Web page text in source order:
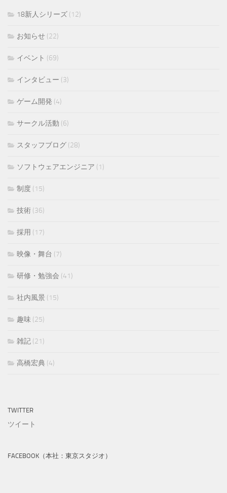
18新人シリーズ (12)
お知らせ (22)
イベント (69)
インタビュー (3)
ゲーム開発 (4)
サークル活動 (6)
スタッフブログ (28)
ソフトウェアエンジニア (1)
制度 (15)
技術 (36)
採用 (17)
映像・舞台 (7)
研修・勉強会 (41)
社内風景 (15)
趣味 (25)
雑記 (21)
高橋宏典 (4)
TWITTER
ツイート
FACEBOOK（本社：東京スタジオ）